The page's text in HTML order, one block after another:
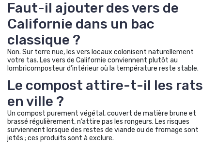
Faut-il ajouter des vers de
Californie dans un bac
classique ?
Non. Sur terre nue, les vers locaux colonisent naturellement
votre tas. Les vers de Californie conviennent plutôt au
lombricomposteur d’intérieur où la température reste stable.
Le compost attire-t-il les rats
en ville ?
Un compost purement végétal, couvert de matière brune et
brassé régulièrement, n’attire pas les rongeurs. Les risques
surviennent lorsque des restes de viande ou de fromage sont
jetés ; ces produits sont à exclure.